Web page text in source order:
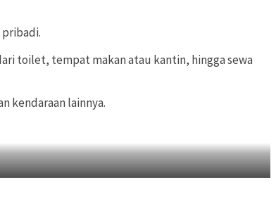
toilet, tempat makan atau kantin, hingga sewa
kendaraan lainnya.